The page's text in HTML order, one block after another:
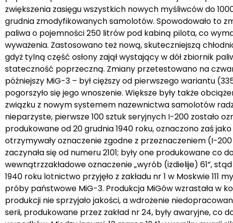
zwiększenia zasięgu wszystkich nowych myśliwców do
grudnia zmodyfikowanych samolotów. Spowodowało to
paliwa o pojemności 250 litrów pod kabiną pilota, co
wyważenia. Zastosowano też nową, skuteczniejszą
gdyż tylną część osłony zajął wystający w dół zbiornik
stateczność poprzeczną. Zmiany przetestowano na
późniejszy MiG-3 – był cięższy od pierwszego wariantu
pogorszyło się jego wnoszenie. Większe były także
związku z nowym systemem nazewnictwa samolotów
nieparzyste, pierwsze 100 sztuk seryjnych I-200 zostało
produkowane od 20 grudnia 1940 roku, oznaczono zaś
otrzymywały oznaczenie zgodne z przeznaczeniem (I-
zaczynała się od numeru 2101; były one produkowane
wewnątrzzakładowe oznaczenie „wyrób (izdielije) 61”,
1940 roku lotnictwo przyjęło z zakładu nr 1 w Moskwie
próby państwowe MiG-3. Produkcja MiGów wzrastała w
produkcji nie sprzyjało jakości, a wdrożenie
serii, produkowane przez zakład nr 24, były awaryjne, co